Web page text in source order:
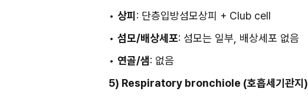
• 상피 : 단층입방섬모상피 + Club cell
• 섬모/배상세포: 섬모는 일부, 배상세포 없음
• 연골/샘: 없음
5) Respiratory bronchiole (호흡세기관지)